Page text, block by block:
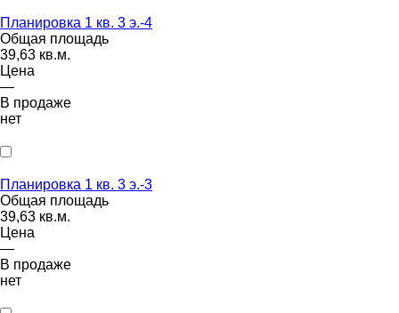
Планировка 1 кв. 3 э.-4
Общая площадь
39,63 кв.м.
Цена
—
В продаже
нет
Планировка 1 кв. 3 э.-3
Общая площадь
39,63 кв.м.
Цена
—
В продаже
нет